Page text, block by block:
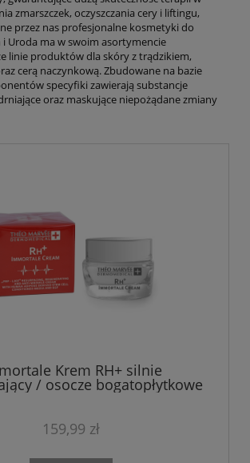
zmarszczek, oczyszczania cery i liftingu,
przez nas profesjonalne kosmetyki do
i Uroda ma w swoim asortymencie
linie produktów dla skóry z trądzikiem,
cerą naczynkową. Zbudowane na bazie
specyfiki zawierają substancje
oraz maskujące niepożądane zmiany
Krem RH+ silnie
/ osocze bogatopłytkowe
Theo Marvee 50 ml
159,99 zł